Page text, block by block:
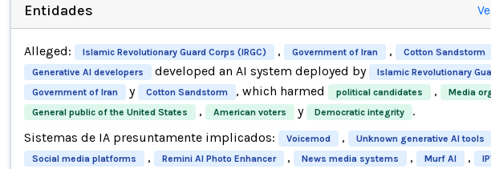
Entidades
Alleged: Islamic Revolutionary Guard Corps (IRGC) , Government of Iran , Cotton Sandstorm
Generative AI developers developed an AI system deployed by Islamic Revolutionary
Government of Iran y Cotton Sandstorm , which harmed political candidates , Media
General public of the United States , American voters y Democratic integrity
.
Sistemas de IA presuntamente implicados:
Voicemod , Unknown generative AI tools
Social media platforms , Remini AI Photo Enhancer , News media systems , Murf AI ,